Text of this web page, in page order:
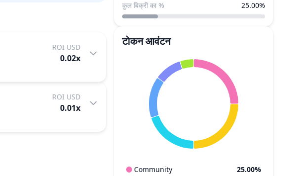
ROI USD
0.02x
ROI USD
0.01x
कुल बिक्री का % 25.00%
टोकन आवंटन
Community
25.00%